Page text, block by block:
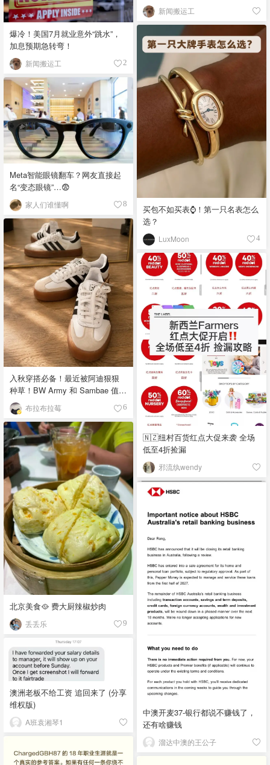
新闻搬运工
爆冷！美国7月就业意外“跳水”，
加息预期急转弯！
新闻搬运工 2
买包不如买表⌚️！第一只名表怎么
选？
LuxMoon 4
Meta智能眼镜翻车？网友直接起
名“变态眼镜”…😨
家人们谁懂啊 8
入秋穿搭必备！最近被阿迪狠狠
种草！BW Army 和 Sambae 值得
拥有！布拉布拉莓 6
🇳🇿纽村百货红点大促来袭 全场
低至4折捡漏
邪流纨wendy
北京美食🥘 费大厨辣椒炒肉
丢丢乐 9
中澳开麦37-银行都说不赚钱了，
还有啥赚钱
溜达中澳的王公子
澳洲老板不给工资 追回来了 (分享
维权版)
A班袁湘琴1